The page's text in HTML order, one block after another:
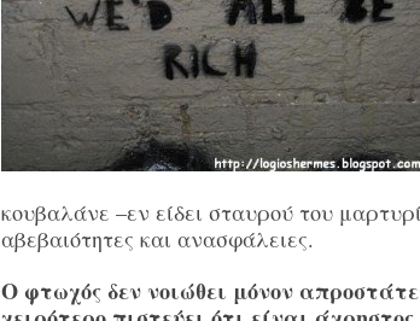
κουβαλάνε –εν είδει σταυρού του
αβεβαιότητες και ανασφάλειες.
Ο φτωχός δεν νοιώθει μόνον